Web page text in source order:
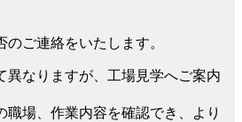
のご連絡をいたします。
異なりますが、工場見学へご案内
職場、作業内容を確認でき、より